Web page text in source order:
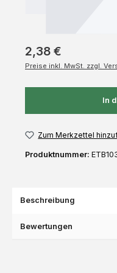
2,38 €
Preise inkl. MwSt. zzgl.
In
Zum Merkzettel
Produktnummer:
Beschreibung
Bewertungen